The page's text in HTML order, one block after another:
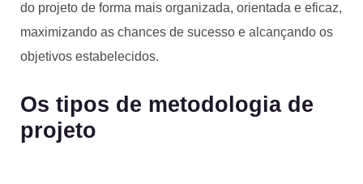
do projeto de forma mais organizada, orientada e eficaz,
maximizando as chances de sucesso e alcançando os
objetivos estabelecidos.
Os tipos de metodologia de
projeto